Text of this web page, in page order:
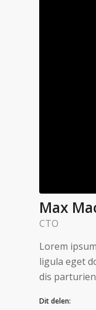
Max
CTO
Lorem
ligula eget
dis
Dit delen: